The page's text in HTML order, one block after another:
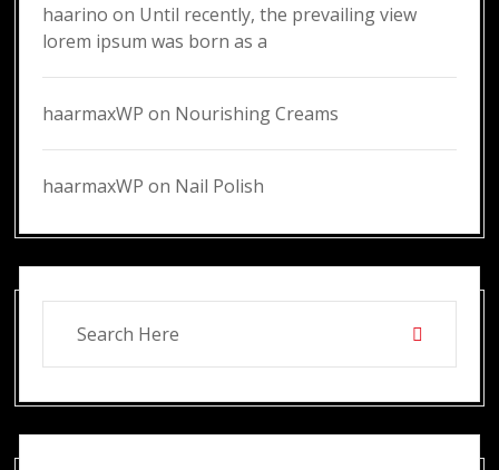
haarino on Until recently, the prevailing view
lorem ipsum was born as a
haarmaxWP on Nourishing Creams
haarmaxWP on Nail Polish